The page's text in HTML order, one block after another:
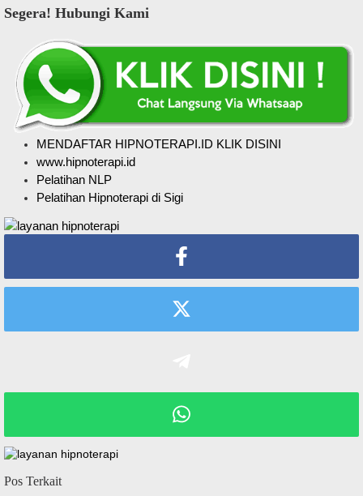
Segera! Hubungi Kami
MENDAFTAR HIPNOTERAPI.ID KLIK DISINI
www.hipnoterapi.id
Pelatihan NLP
Pelatihan Hipnoterapi di Sigi
Pos Terkait